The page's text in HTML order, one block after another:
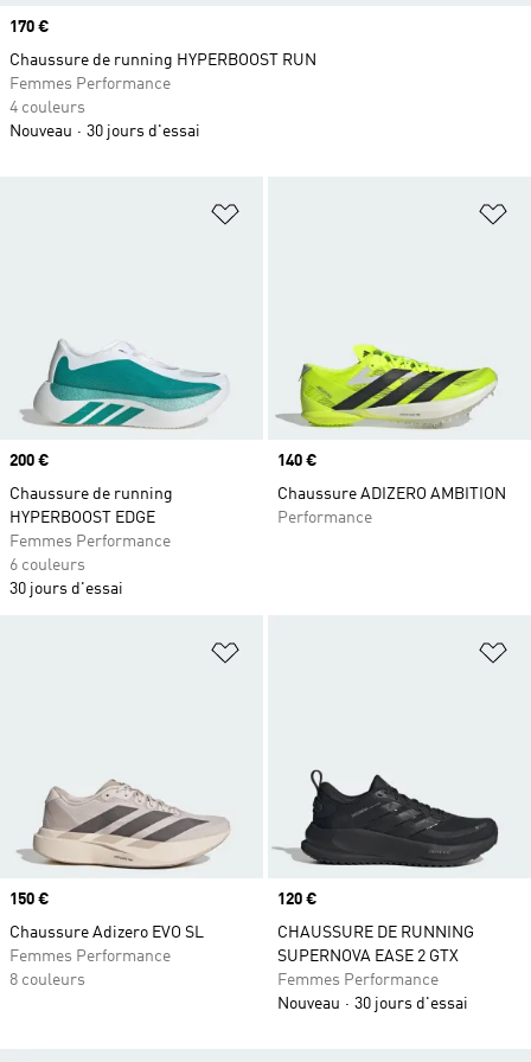
Ajouter à la Liste de produits
Prix
200 €
Chaussure de running
HYPERBOOST EDGE
Femmes Performance
6 couleurs
30 jours d'essai
Prix
140 €
Chaussure ADIZERO AMBITION
Performance
Ajouter à la Liste de produits
Prix
150 €
Chaussure Adizero EVO SL
Femmes Performance
8 couleurs
Prix
120 €
CHAUSSURE DE RUNNING
SUPERNOVA EASE 2 GTX
Femmes Performance
Nouveau
30 jours d'essai
Prix
170 €
Chaussure de running HYPERBOOST RUN
Femmes Performance
4 couleurs
Nouveau
30 jours d'essai